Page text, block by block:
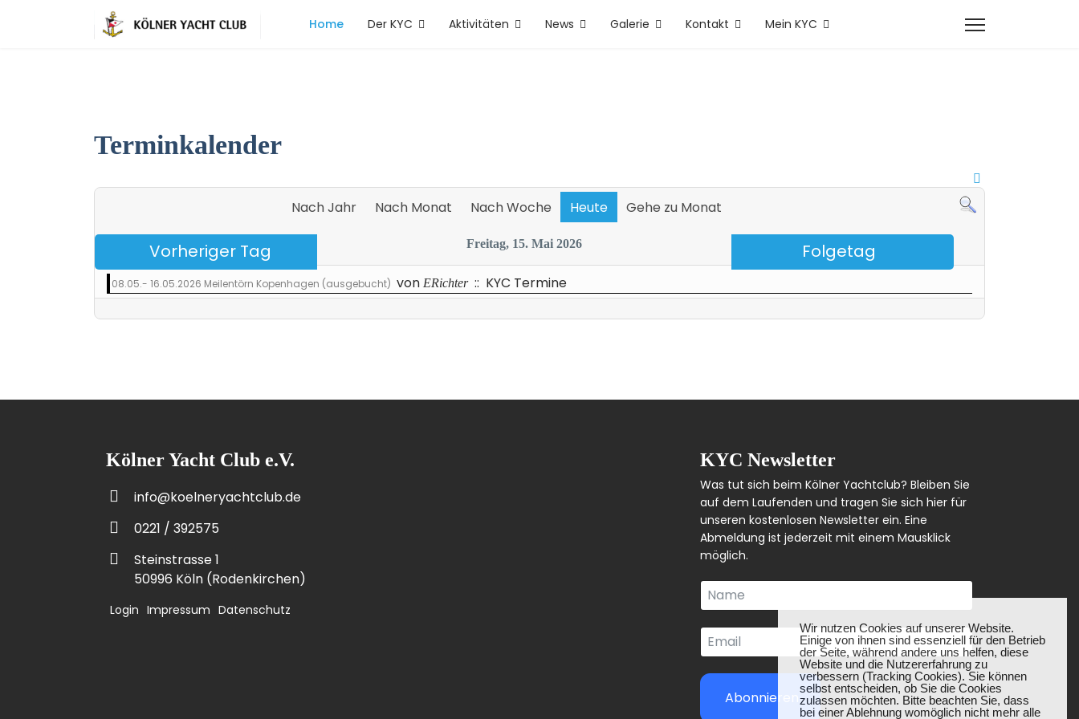
Wir nutzen Cookies auf unserer Website.
Einige von ihnen sind essenziell für den Betrieb
der Seite, während andere uns helfen, diese
Website und die Nutzererfahrung zu
verbessern (Tracking Cookies). Sie können
selbst entscheiden, ob Sie die Cookies
zulassen möchten. Bitte beachten Sie, dass
bei einer Ablehnung womöglich nicht mehr alle
Home Der KYC Aktivitäten News Galerie Kontakt Mein KYC
Terminkalender
Nach Jahr Nach Monat Nach Woche Heute Gehe zu Monat
Vorheriger Tag Freitag, 15. Mai 2026 Folgetag
08.05.- 16.05.2026 Meilentörn Kopenhagen (ausgebucht) von ERichter:: KYC Termine
Kölner Yacht Club e.V.
info@koelneryachtclub.de
0221 / 392575
Steinstrasse 1
50996 Köln (Rodenkirchen)
Login Impressum Datenschutz
KYC Newsletter
Was tut sich beim Kölner Yachtclub? Bleiben Sie
auf dem Laufenden und tragen Sie sich hier für
unseren kostenlosen Newsletter ein. Eine
Abmeldung ist jederzeit mit einem Mausklick
möglich.
Abonnieren